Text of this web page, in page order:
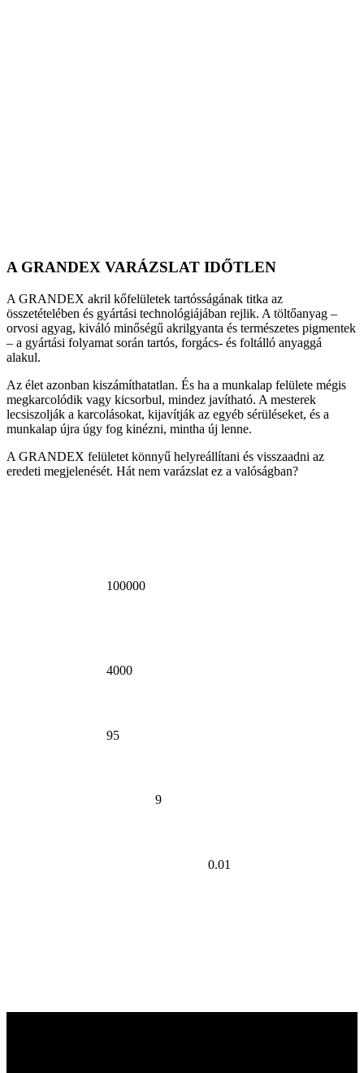
A GRANDEX VARÁZSLAT IDŐTLEN
A GRANDEX akril kőfelületek tartósságának titka az
összetételében és gyártási technológiájában rejlik. A töltőanyag –
orvosi agyag, kiváló minőségű akrilgyanta és természetes pigmentek
– a gyártási folyamat során tartós, forgács- és foltálló anyaggá
alakul.
Az élet azonban kiszámíthatatlan. És ha a munkalap felülete mégis
megkarcolódik vagy kicsorbul, mindez javítható. A mesterek
lecsiszolják a karcolásokat, kijavítják az egyéb sérüléseket, és a
munkalap újra úgy fog kinézni, mintha új lenne.
A GRANDEX felületet könnyű helyreállítani és visszaadni az
eredeti megjelenését. Hát nem varázslat ez a valóságban?
100000
4000
95
9
0.01